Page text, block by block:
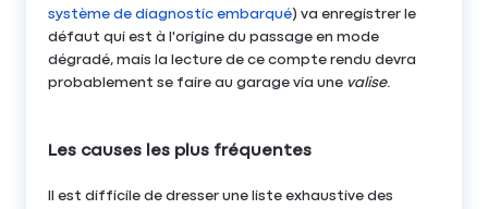
système de diagnostic embarqué) va enregistrer le
défaut qui est à l'origine du passage en mode
dégradé, mais la lecture de ce compte rendu devra
probablement se faire au garage via une valise.
Les causes les plus fréquentes
Il est difficile de dresser une liste exhaustive des